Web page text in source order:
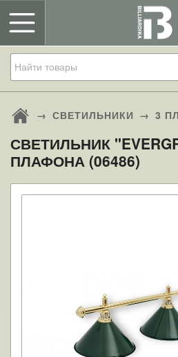
→ СВЕТИЛЬНИКИ → 3
СВЕТИЛЬНИК
ПЛАФОНА (06486)